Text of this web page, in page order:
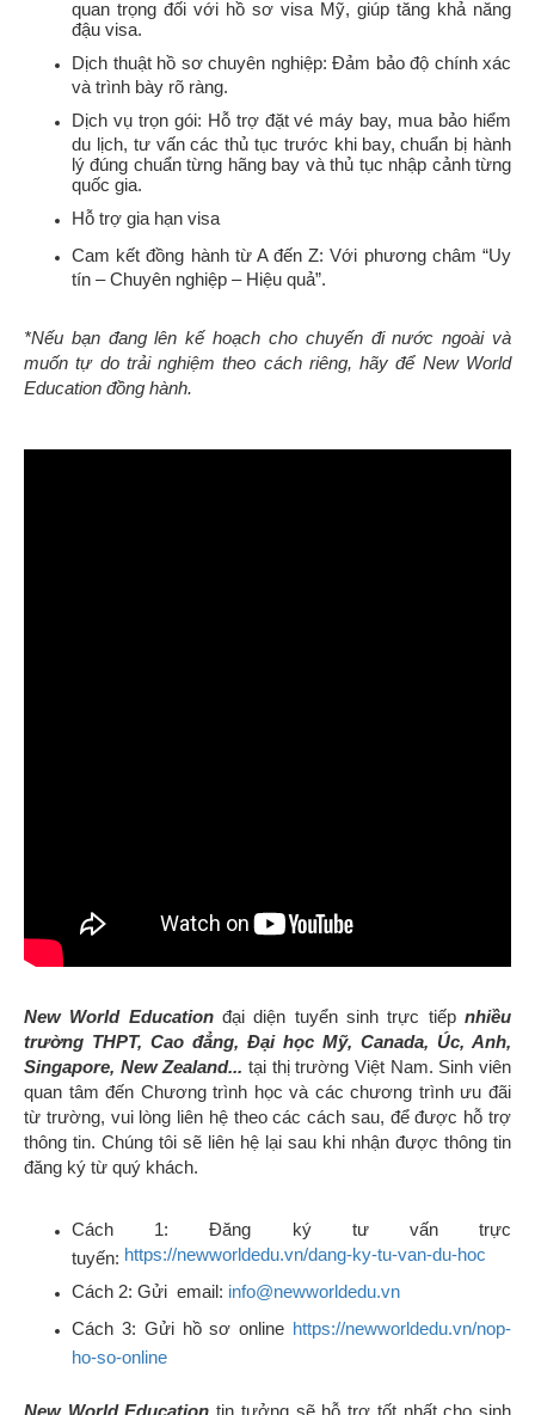
quan trọng đối với hồ sơ visa Mỹ, giúp tăng khả năng
đậu visa.
Dịch thuật hồ sơ chuyên nghiệp: Đảm bảo độ chính xác
và trình bày rõ ràng.
Dịch vụ trọn gói: Hỗ trợ đặt vé máy bay, mua bảo hiểm
du lịch, tư vấn các thủ tục trước khi bay, chuẩn bị hành
lý đúng chuẩn từng hãng bay và thủ tục nhập cảnh từng
quốc gia.
Hỗ trợ gia hạn visa
Cam kết đồng hành từ A đến Z: Với phương châm “Uy
tín – Chuyên nghiệp – Hiệu quả”.
*Nếu bạn đang lên kế hoạch cho chuyến đi nước ngoài và
muốn tự do trải nghiệm theo cách riêng, hãy để New World
Education đồng hành.
New World Education đại diện tuyển sinh trực tiếpnhiều
trường THPT, Cao đẳng, Đại học Mỹ, Canada, Úc, Anh,
Singapore, New Zealand... tại thị trường Việt Nam. Sinh viên
quan tâm đến Chương trình học và các chương trình ưu đãi
từ trường, vui lòng liên hệ theo các cách sau, để được hỗ trợ
thông tin. Chúng tôi sẽ liên hệ lại sau khi nhận được thông tin
đăng ký từ quý khách.
Cách 1: Đăng ký tư vấn trực
tuyến: https://newworldedu.vn/dang-ky-tu-van-du-hoc
Cách 2: Gửi email: info@newworldedu.vn
Cách 3: Gửi hồ sơ online https://newworldedu.vn/nop-
ho-so-online